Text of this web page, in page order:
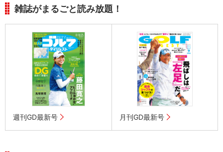
雑誌がまるごと読み放題！
週刊GD最新号 月刊GD最新号